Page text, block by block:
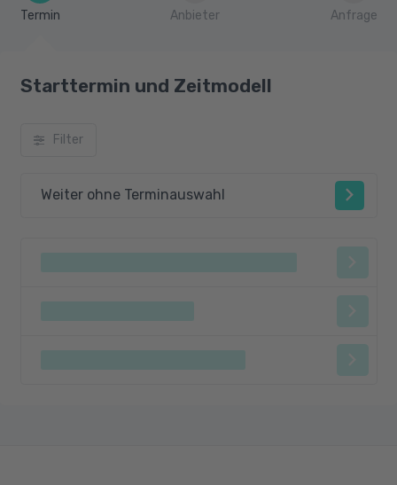
Termin Anbieter Anfrage
Starttermin und Zeitmodell
Filter
Weiter ohne Terminauswahl